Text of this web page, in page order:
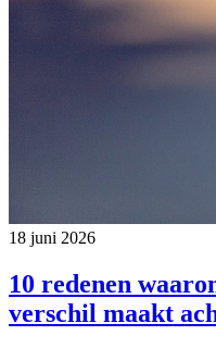
18 juni 2026
10 redenen
verschil maakt